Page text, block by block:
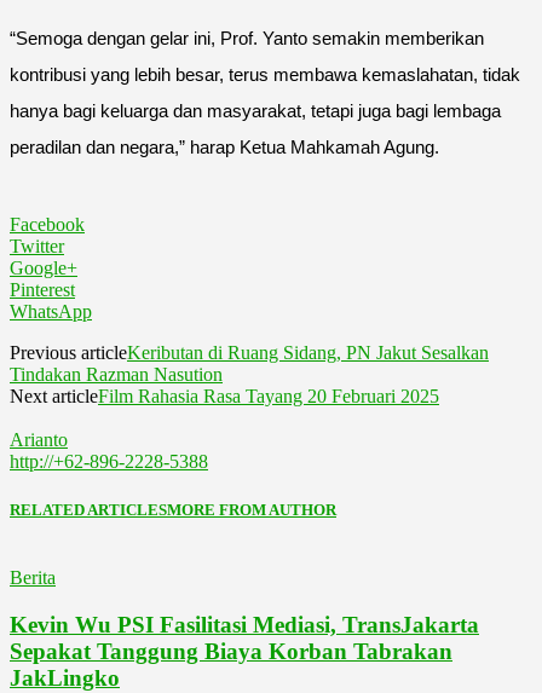
“Semoga dengan gelar ini, Prof. Yanto semakin memberikan
kontribusi yang lebih besar, terus membawa kemaslahatan, tidak
hanya bagi keluarga dan masyarakat, tetapi juga bagi lembaga
peradilan dan negara,” harap Ketua Mahkamah Agung.
Facebook
Twitter
Google+
Pinterest
WhatsApp
Previous articleKeributan di Ruang Sidang, PN Jakut Sesalkan
Tindakan Razman Nasution
Next articleFilm Rahasia Rasa Tayang 20 Februari 2025
Arianto
http://+62-896-2228-5388
RELATED ARTICLESMORE FROM AUTHOR
Berita
Kevin Wu PSI Fasilitasi Mediasi, TransJakarta
Sepakat Tanggung Biaya Korban Tabrakan
JakLingko